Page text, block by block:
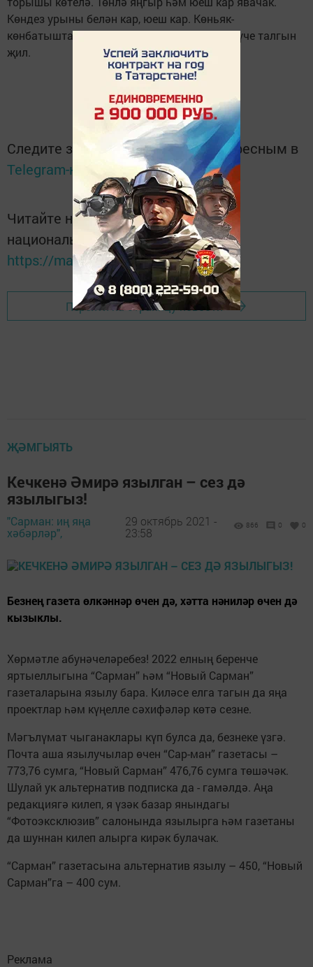
Көндез урыны белән кар, юеш кар. Көньяк-
көнбатыштан төньяк-көнчыгышка таба күчүче талгын
җил.
Следите за самым важным и интересным в
Telegram-канале
Татмедиа
Читайте новости Татарстана в
национальном мессенджере MАХ:
https://max.ru/tatmedia
Перейти на страницу новости
ҖӘМГЫЯТЬ
Кечкенә Әмирә язылган – сез дә
язылыгыз!
"Сарман: иң яңа
хәбәрләр",
29 октябрь 2021 -
23:58
866 0 0
Безнең газета өлкәннәр өчен дә, хәтта нәниләр өчен дә
кызыклы.
Хөрмәтле абунәчеләребез! 2022 елның беренче
яртыеллыгына “Сарман” һәм “Новый Сарман”
газеталарына язылу бара. Киләсе елга тагын да яңа
проектлар һәм күңелле сәхифәләр көтә сезне.
Мәгълүмат чыганаклары күп булса да, безнеке үзгә.
Почта аша язылучылар өчен “Сар-ман” газетасы –
773,76 сумга, “Новый Сарман” 476,76 сумга төшәчәк.
Шулай ук альтернатив подписка да - гамәлдә. Аңа
редакциягә килеп, я үзәк базар янындагы
“Фотоэксклюзив” салонында язылырга һәм газетаны
да шуннан килеп алырга кирәк булачак.
“Сарман” газетасына альтернатив язылу – 450, “Новый
Сарман”га – 400 сум.
Реклама